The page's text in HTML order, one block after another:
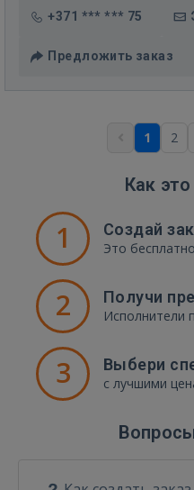
+371 *** *** 75
Предложить заказ
1 2
Как
1 Создай
Это бесплатно
2 Получи
Исполнители
3 Выбери
с лучшими